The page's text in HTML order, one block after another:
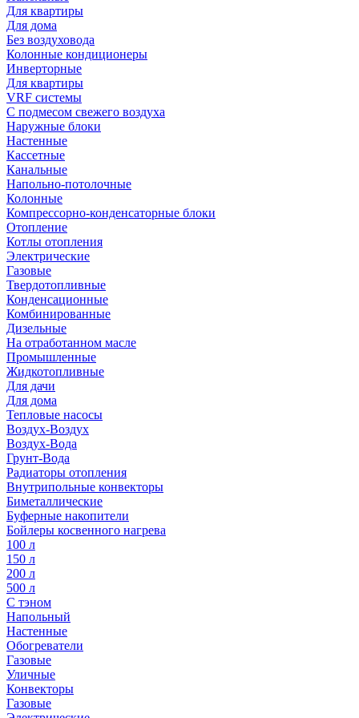
Для квартиры
Для дома
Без воздуховода
Колонные кондиционеры
Инверторные
Для квартиры
VRF системы
С подмесом свежего воздуха
Наружные блоки
Настенные
Кассетные
Канальные
Напольно-потолочные
Колонные
Компрессорно-конденсаторные блоки
Отопление
Котлы отопления
Электрические
Газовые
Твердотопливные
Конденсационные
Комбинированные
Дизельные
На отработанном масле
Промышленные
Жидкотопливные
Для дачи
Для дома
Тепловые насосы
Воздух-Воздух
Воздух-Вода
Грунт-Вода
Радиаторы отопления
Внутрипольные конвекторы
Биметаллические
Буферные накопители
Бойлеры косвенного нагрева
100 л
150 л
200 л
500 л
С тэном
Напольный
Настенные
Обогреватели
Газовые
Уличные
Конвекторы
Газовые